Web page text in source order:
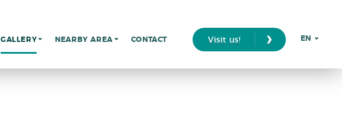
Visit us! ›
GALLERY NEARBY AREA CONTACT EN